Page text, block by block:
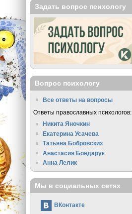
Задать вопрос психологу
Вопрос психологу
Все ответы на вопросы
Ответы православных психологов:
Никита Яночкин
Екатерина Усачева
Татьяна Бобровских
Анастасия Бондарук
Анна Лелик
Мы в социальных сетях
ВКонтакте